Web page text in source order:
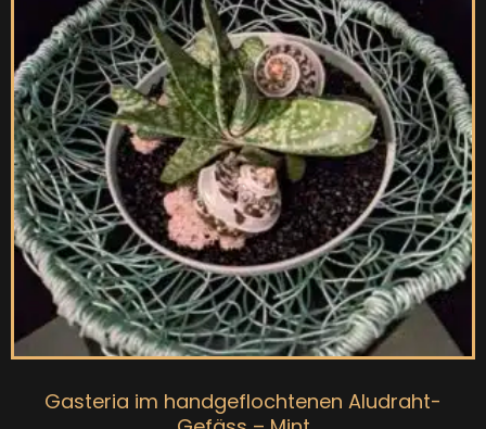
Gasteria im handgeflochtenen Aludraht-